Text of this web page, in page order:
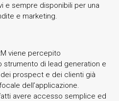
e sempre disponibili per una
e marketing.
viene percepito
strumento di lead generation e
prospect e dei clienti già
dell’applicazione.
avere accesso semplice ed